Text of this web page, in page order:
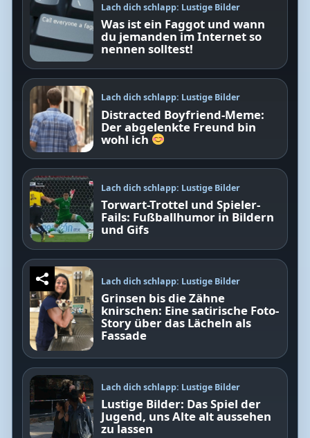
Lach dich schlapp: Lustige Bilder
Was ist ein Faggot und wann
du jemanden im Internet so
nennen solltest!
Lach dich schlapp: Lustige Bilder
Distracted Boyfriend-Meme:
Der abgelenkte Freund bin
wohl ich
Lach dich schlapp: Lustige Bilder
Torwart-Trottel und Spieler-
Fails: Fußballhumor in Bildern
und Gifs
Lach dich schlapp: Lustige Bilder
Grinsen bis die Zähne
knirschen: Eine satirische Foto-
Story über das Lächeln als
Fassade
Lach dich schlapp: Lustige Bilder
Lustige Bilder: Das Spiel der
Jugend, uns Alte alt aussehen
zu lassen